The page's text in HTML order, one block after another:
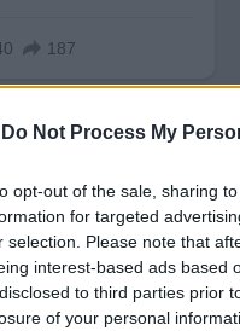
Do Not Process My
opt-out of the sale, sharing
for targeted
selection. Please note that
interest-based ads based
to third parties prior
of your personal
„Нашата